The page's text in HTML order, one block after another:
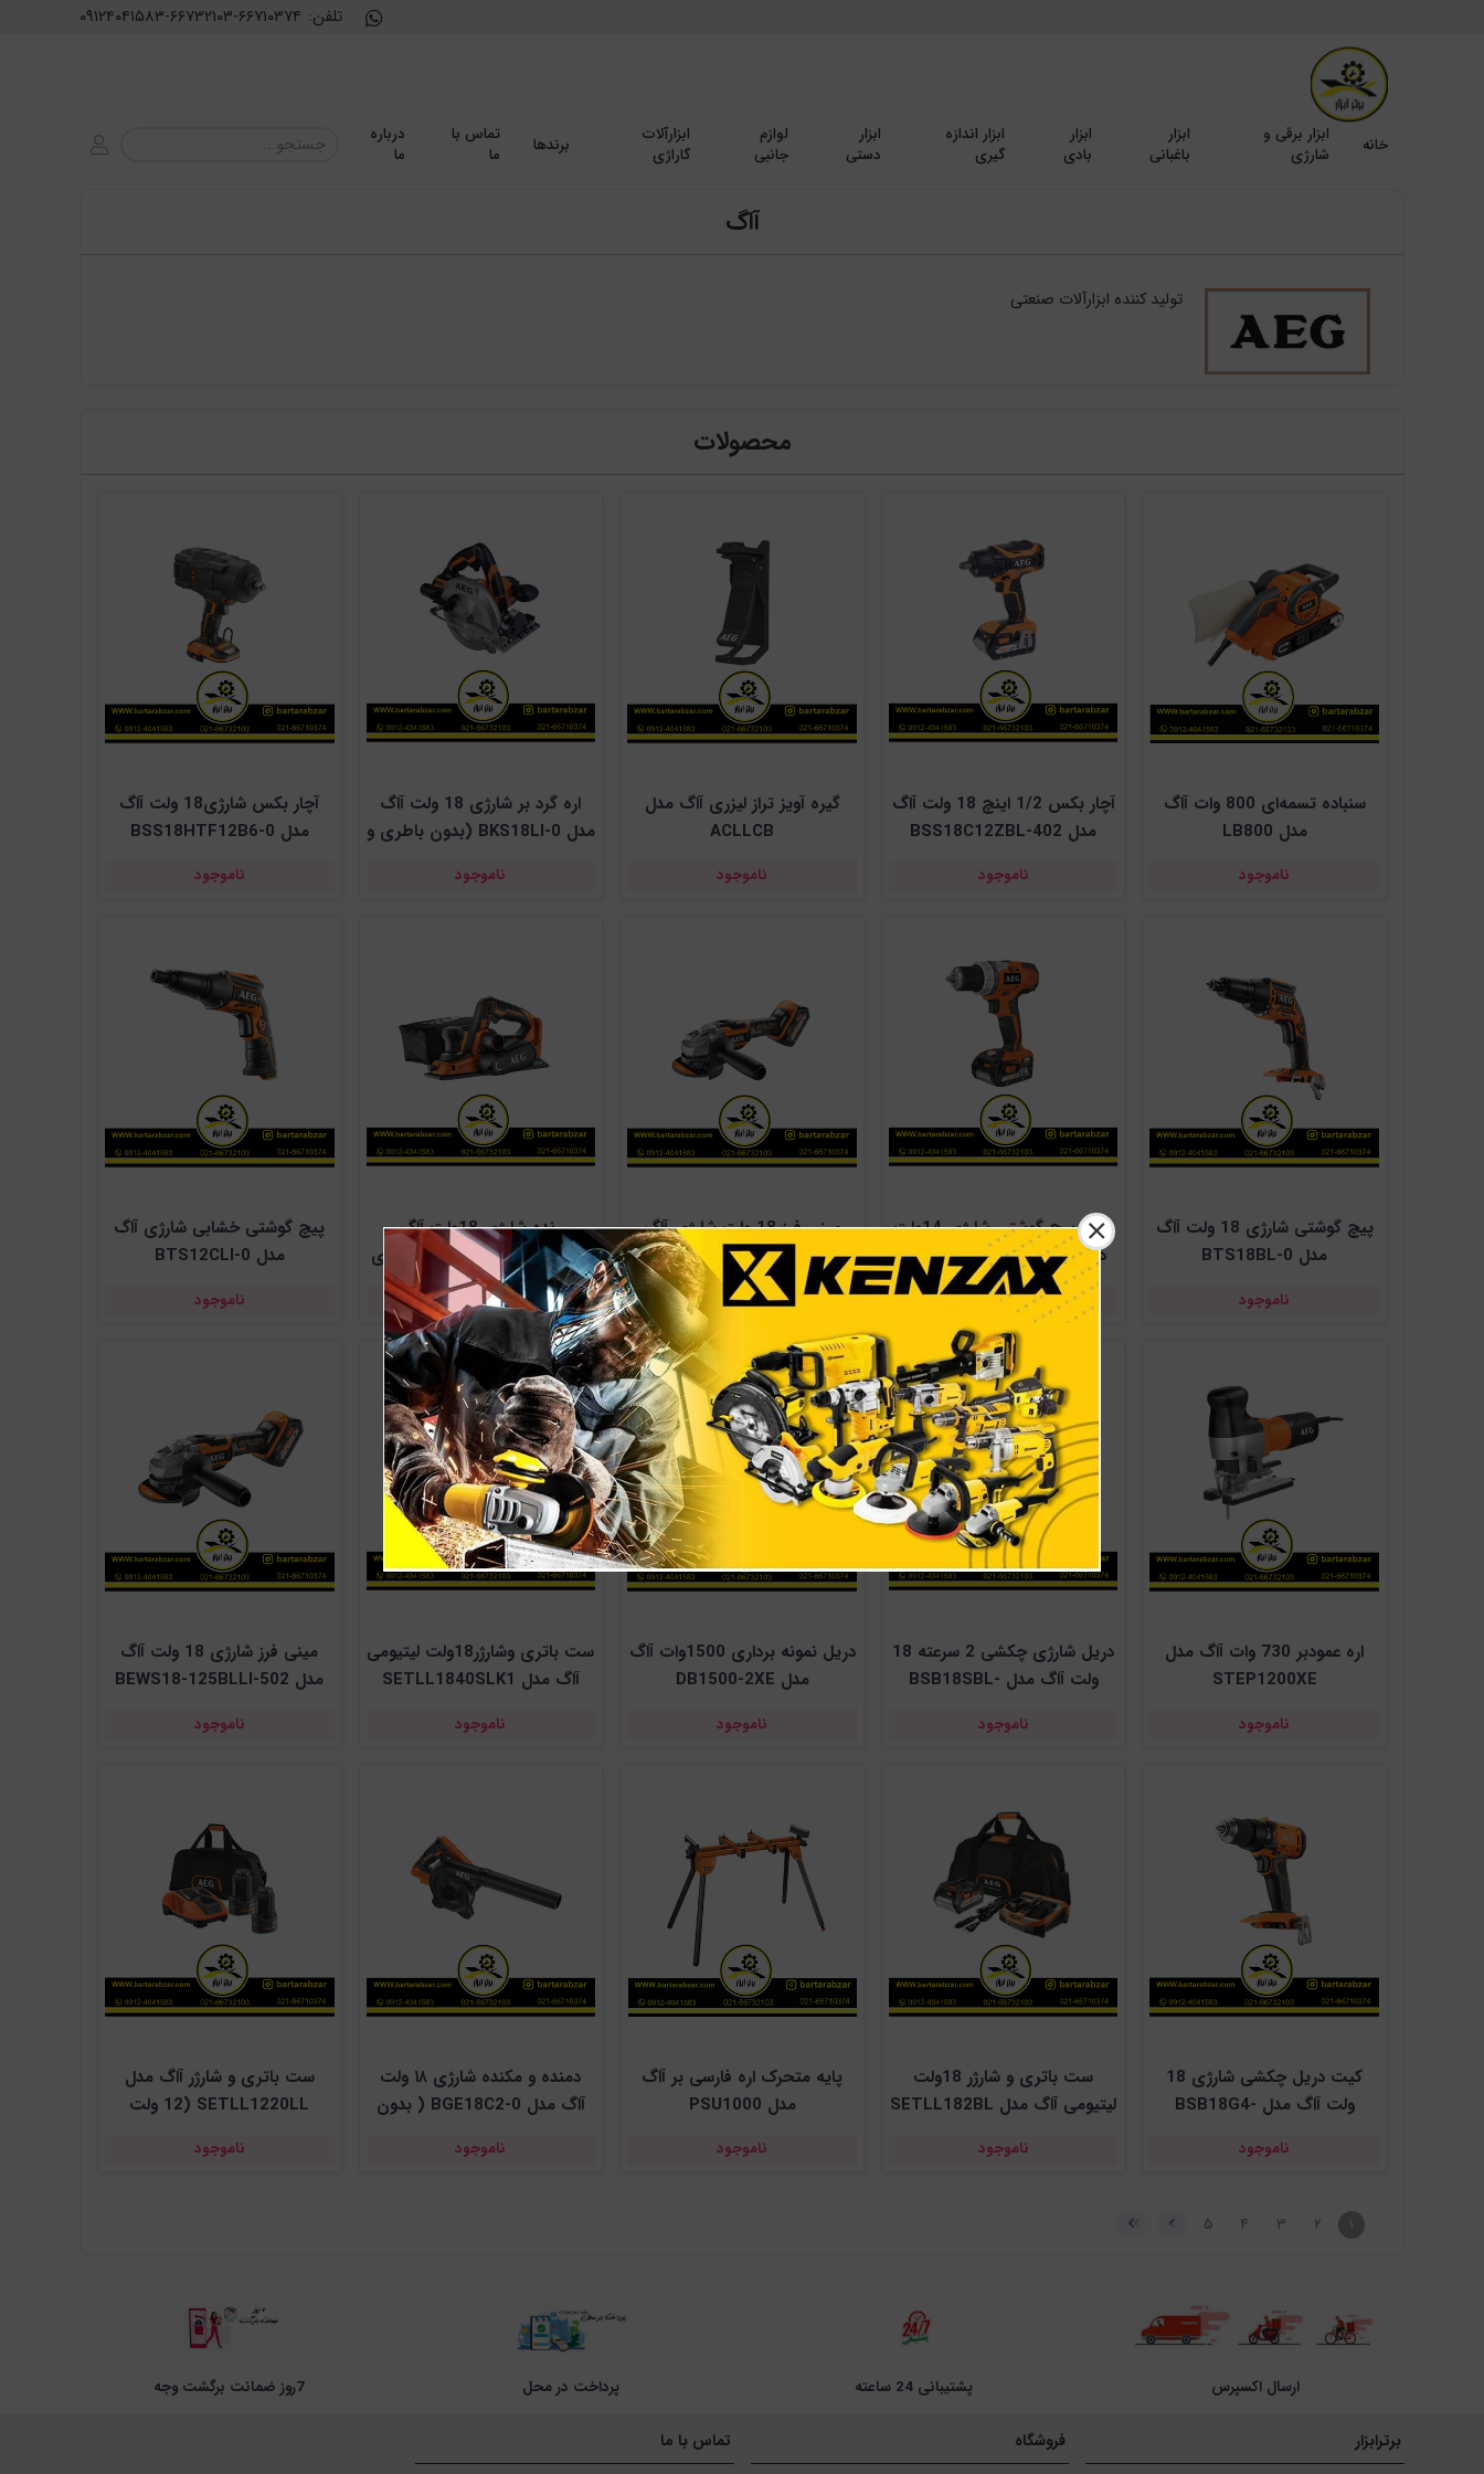
تلفن: ۰۹۱۲۴۰۴۱۵۸۳-۶۶۷۳۲۱۰۳-۶۶۷۱۰۳۷۴
خانه
ابزار برقی و
شارژی
ابزار
باغبانی
ابزار
بادی
ابزار اندازه
گیری
ابزار
دستی
لوازم
جانبی
ابزارآلات
گاراژی
برندها
تماس با
ما
درباره
ما
آاگ
تولید کننده ابزارآلات صنعتی
محصولات
سنباده تسمه‌ای 800 وات آاگ
مدل LB800
ناموجود
آچار بکس 1/2 اینچ 18 ولت آاگ
مدل BSS18C12ZBL-402
ناموجود
گیره آویز تراز لیزری آاگ مدل
ACLLCB
ناموجود
اره گرد بر شارژی 18 ولت آاگ
مدل BKS18LI-0 (بدون باطری و
ناموجود
آچار بکس شارژی18 ولت آاگ
مدل BSS18HTF12B6-0
ناموجود
پیچ گوشتی شارژی 18 ولت آاگ
مدل BTS18BL-0
ناموجود
دریل پیچ گوشتی شارژی 14ولت
دو سرعته آاگ مدل BS14CLI-
202C
ناموجود
مینی فرز 18 ولت شارژی آاگ
مدل BEWS18-125BL-0
ناموجود
رنده شارژی 18ولت آاگ
مدلBHO18BL-0( بدون باطری
و شارژر )
ناموجود
پیچ گوشتی خشابی شارژی آاگ
مدل BTS12CLI-0
ناموجود
اره عمودبر 730 وات آاگ مدل
STEP1200XE
ناموجود
دریل شارژی چکشی 2 سرعته 18
ولت آاگ مدل BSB18SBL-
ناموجود
دریل نمونه برداری 1500وات آاگ
مدل DB1500-2XE
ناموجود
ست باتری وشارژر18ولت لیتیومی
آاگ مدل SETLL1840SLK1
ناموجود
مینی فرز شارژی 18 ولت آاگ
مدل BEWS18-125BLLI-502
ناموجود
کیت دریل چکشی شارژی 18
ولت آاگ مدل BSB18G4-
ناموجود
ست باتری و شارژر 18ولت
لیتیومی آاگ مدل SETLL182BL
ناموجود
پایه متحرک اره فارسی بر آاگ
مدل PSU1000
ناموجود
دمنده و مکنده شارژی ١٨ ولت
آاگ مدل BGE18C2-0 ( بدون
ناموجود
ست باتری و شارژر آاگ مدل
SETLL1220LL (12 ولت
ناموجود
۱ ۲ ۳ ۴ ۵
ارسال اکسپرس پشتیبانی 24 ساعته پرداخت در محل 7روز ضمانت برگشت وجه
برترابزار فروشگاه تماس با ما